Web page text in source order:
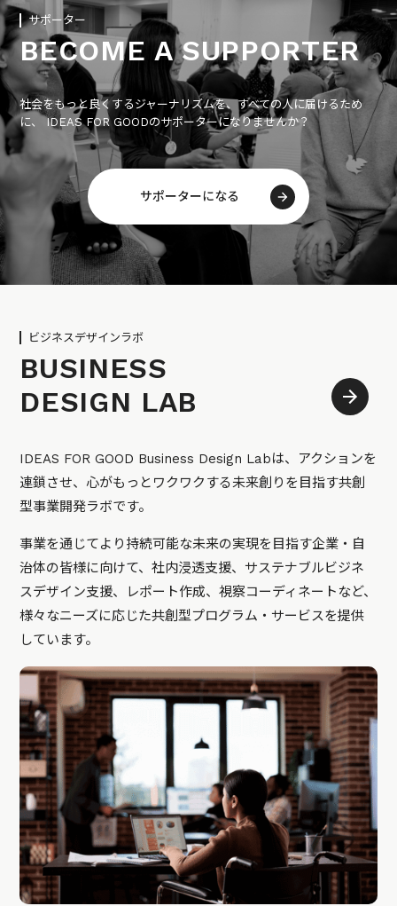
サポーター
BECOME A SUPPORTER
社会をもっと良くするジャーナリズムを、すべての人に届けるため
に、 IDEAS FOR GOODのサポーターになりませんか？
サポーターになる
ビジネスデザインラボ
BUSINESS
DESIGN LAB
IDEAS FOR GOOD Business Design Labは、アクションを
連鎖させ、心がもっとワクワクする未来創りを目指す共創
型事業開発ラボです。
事業を通じてより持続可能な未来の実現を目指す企業・自
治体の皆様に向けて、社内浸透支援、サステナブルビジネ
スデザイン支援、レポート作成、視察コーディネートなど、
様々なニーズに応じた共創型プログラム・サービスを提供
しています。